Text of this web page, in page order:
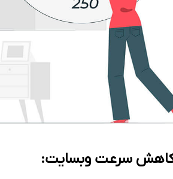
کاهش سرعت وبسایت: